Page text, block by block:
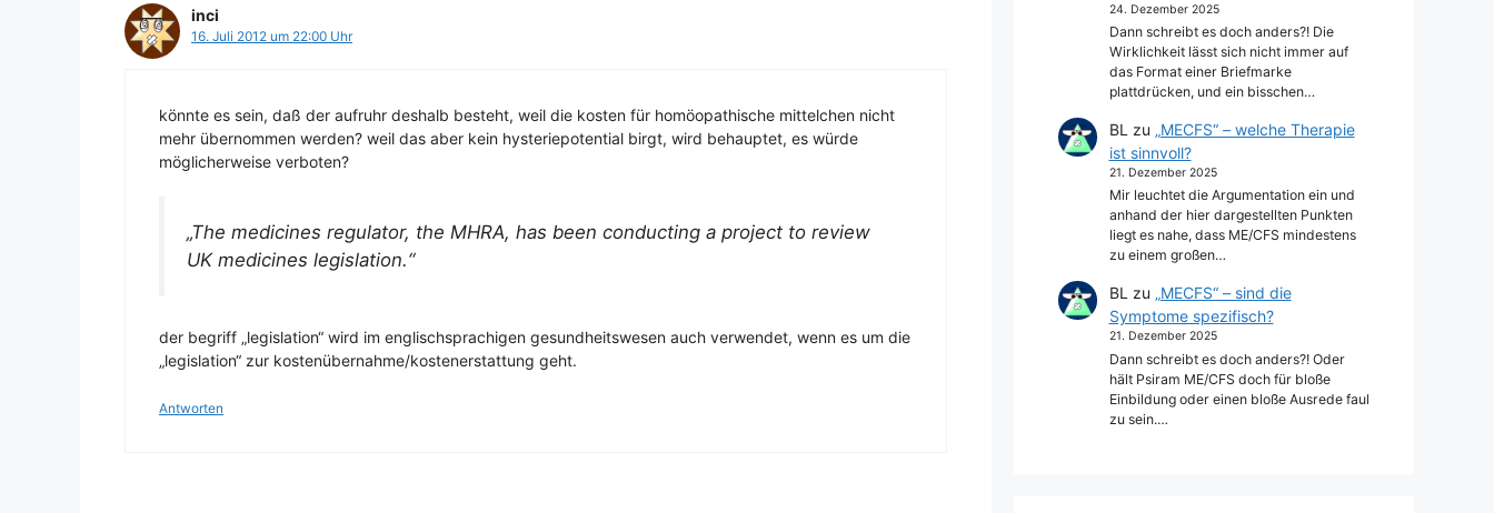
inci
16. Juli 2012 um 22:00 Uhr
könnte es sein, daß der aufruhr deshalb besteht, weil die kosten für homöopathische mittelchen nicht
mehr übernommen werden? weil das aber kein hysteriepotential birgt, wird behauptet, es würde
möglicherweise verboten?
„The medicines regulator, the MHRA, has been conducting a project to review
UK medicines legislation.“
der begriff „legislation“ wird im englischsprachigen gesundheitswesen auch verwendet, wenn es um die
„legislation“ zur kostenübernahme/kostenerstattung geht.
Antworten
24. Dezember 2025
Dann schreibt es doch anders?! Die
Wirklichkeit lässt sich nicht immer auf
das Format einer Briefmarke
plattdrücken, und ein bisschen…
BL zu „MECFS“ – welche Therapie
ist sinnvoll?
21. Dezember 2025
Mir leuchtet die Argumentation ein und
anhand der hier dargestellten Punkten
liegt es nahe, dass ME/CFS mindestens
zu einem großen…
BL zu „MECFS“ – sind die
Symptome spezifisch?
21. Dezember 2025
Dann schreibt es doch anders?! Oder
hält Psiram ME/CFS doch für bloße
Einbildung oder einen bloße Ausrede faul
zu sein.…